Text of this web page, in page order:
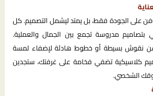
على الجودة فقط، بل يمتد ليشمل التصميم. كل
بتصاميم مدروسة تجمع بين الجمال والعملية.
نقوش بسيطة أو خطوط هادئة لإضفاء لمسة
كلاسيكية تضفي فخامة على غرفتك، ستجدين
ذوقك الشخصي.